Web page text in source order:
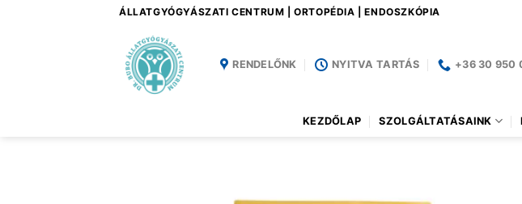
ÁLLATGYÓGYÁSZATI CENTRUM | ORTOPÉDIA | ENDOSZKÓPIA
RENDELŐNK NYITVA TARTÁS +36 30 950
KEZDŐLAP SZOLGÁLTATÁSAINK